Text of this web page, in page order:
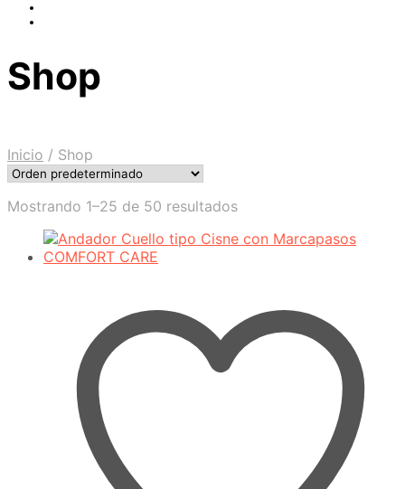
Shop
Inicio / Shop
Mostrando 1–25 de 50 resultados